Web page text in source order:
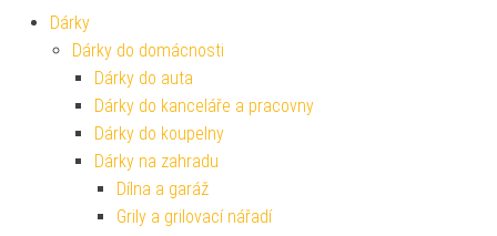
Dárky
Dárky do domácnosti
Dárky do auta
Dárky do kanceláře a pracovny
Dárky do koupelny
Dárky na zahradu
Dílna a garáž
Grily a grilovací nářadí